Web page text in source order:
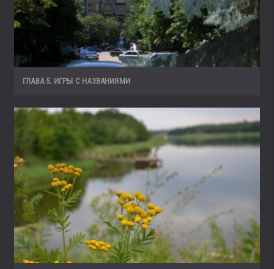
ГЛАВА 5. ИГРЫ С НАЗВАНИЯМИ